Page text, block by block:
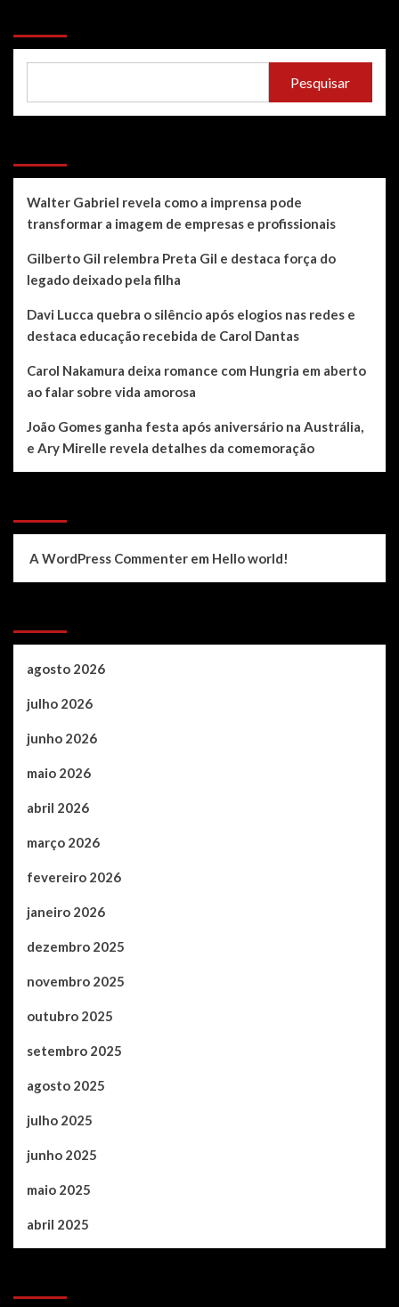
Pesquisar
Walter Gabriel revela como a imprensa pode
transformar a imagem de empresas e profissionais
Gilberto Gil relembra Preta Gil e destaca força do
legado deixado pela filha
Davi Lucca quebra o silêncio após elogios nas redes e
destaca educação recebida de Carol Dantas
Carol Nakamura deixa romance com Hungria em aberto
ao falar sobre vida amorosa
João Gomes ganha festa após aniversário na Austrália,
e Ary Mirelle revela detalhes da comemoração
A WordPress Commenter em Hello world!
agosto 2026
julho 2026
junho 2026
maio 2026
abril 2026
março 2026
fevereiro 2026
janeiro 2026
dezembro 2025
novembro 2025
outubro 2025
setembro 2025
agosto 2025
julho 2025
junho 2025
maio 2025
abril 2025